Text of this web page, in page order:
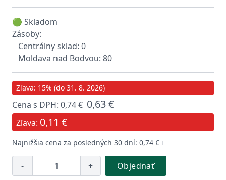
🟢 Skladom
Zásoby:
Centrálny sklad: 0
Moldava nad Bodvou: 80
Zľava: 15% (do 31. 8. 2026)
Cena s DPH: 0,74 € 0,63 €
Zľava: 0,11 €
Najnižšia cena za posledných 30 dní: 0,74 € ℹ️
- + Objednať